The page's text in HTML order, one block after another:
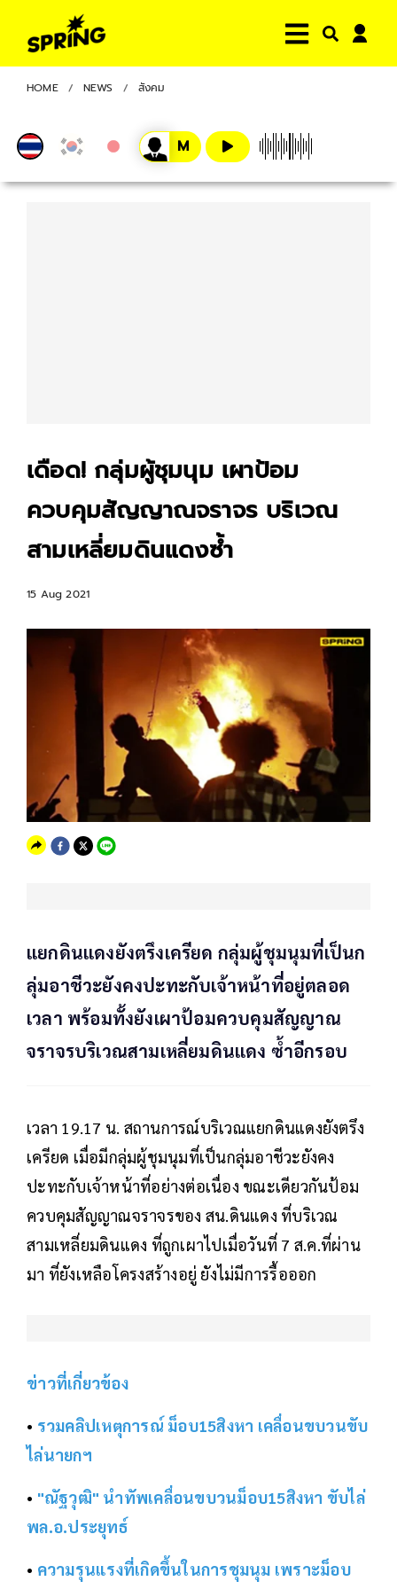
HOME NEWS สังคม
เดือด! กลุ่มผู้ชุมนุม เผาป้อม
ควบคุมสัญญาณจราจร บริเวณ
สามเหลี่ยมดินแดงซ้ำ
15 Aug 2021
แยกดินแดงยังตรึงเครียด กลุ่มผู้ชุมนุมที่เป็นก
ลุ่มอาชีวะยังคงปะทะกับเจ้าหน้าที่อยู่ตลอด
เวลา พร้อมทั้งยังเผาป้อมควบคุมสัญญาณ
จราจรบริเวณสามเหลี่ยมดินแดง ซ้ำอีกรอบ
เวลา 19.17 น. สถานการณ์บริเวณแยกดินแดงยังตรึง
เครียด เมื่อมีกลุ่มผู้ชุมนุมที่เป็นกลุ่มอาชีวะยังคง
ปะทะกับเจ้าหน้าที่อย่างต่อเนื่อง ขณะเดียวกันป้อม
ควบคุมสัญญาณจราจรของ สน.ดินแดง ที่บริเวณ
สามเหลี่ยมดินแดง ที่ถูกเผาไปเมื่อวันที่ 7 ส.ค.ที่ผ่าน
มา ที่ยังเหลือโครงสร้างอยู่ ยังไม่มีการรื้อออก
ข่าวที่เกี่ยวข้อง
• รวมคลิปเหตุการณ์ ม็อบ15สิงหา เคลื่อนขบวนขับ
ไล่นายกฯ
• "ณัฐวุฒิ" นำทัพเคลื่อนขบวนม็อบ15สิงหา ขับไล่
พล.อ.ประยุทธ์
• ความรุนแรงที่เกิดขึ้นในการชุมนุม เพราะม็อบ